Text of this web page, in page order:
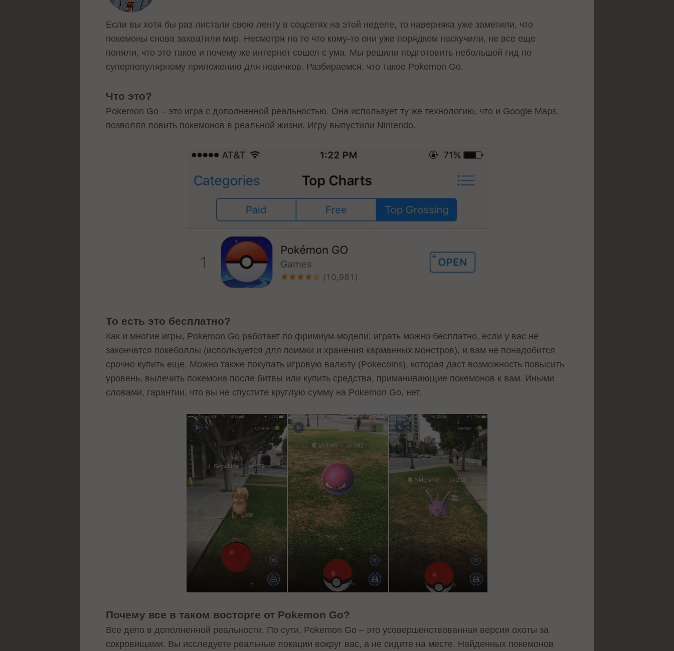
Если вы хотя бы раз листали свою ленту в соцсетях на этой неделе, то наверняка уже заметили, что
покемоны снова захватили мир. Несмотря на то что кому-то они уже порядком наскучили, не все еще
поняли, что это такое и почему же интернет сошел с ума. Мы решили подготовить небольшой гид по
суперпопулярному приложению для новичков. Разбираемся, что такое Pokemon Go.
Что это?
Pokemon Go – это игра с дополненной реальностью. Она использует ту же технологию, что и Google Maps,
позволяя ловить покемонов в реальной жизни. Игру выпустили Nintendo.
То есть это бесплатно?
Как и многие игры, Pokemon Go работает по фримиум-модели: играть можно бесплатно, если у вас не
закончатся покеболлы (используется для поимки и хранения карманных монстров), и вам не понадобится
срочно купить еще. Можно также покупать игровую валюту (Pokecoins), которая даст возможность повысить
уровень, вылечить покемона после битвы или купить средства, приманивающие покемонов к вам. Иными
словами, гарантии, что вы не спустите круглую сумму на Pokemon Go, нет.
Почему все в таком восторге от Pokemon Go?
Все дело в дополненной реальности. По сути, Pokemon Go – это усовершенствованная версия охоты за
сокровищами. Вы исследуете реальные локации вокруг вас, а не сидите на месте. Найденных покемонов